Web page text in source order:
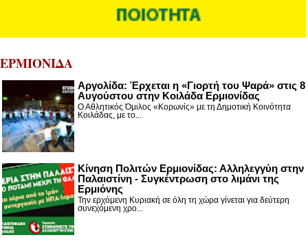
ΕΡΜΙΟΝΙΔΑ
Αργολίδα: Έρχεται η «Γιορτή του Ψαρά» στις 8
Αυγούστου στην Κοιλάδα Ερμιονίδας
Ο Αθλητικός Όμιλος «Κορωνίς» με τη Δημοτική Κοινότητα
Κοιλάδας, με το...
Κίνηση Πολιτών Ερμιονίδας: Αλληλεγγύη στην
Παλαιστίνη - Συγκέντρωση στο λιμάνι της
Ερμιόνης
Την ερχόμενη Κυριακή σε όλη τη χώρα γίνεται για δεύτερη
συνεχόμενη χρο...